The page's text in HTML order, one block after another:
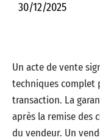
30/12/2025
Un acte de vente
techniques complet
transaction. La
après la remise des
du vendeur. Un